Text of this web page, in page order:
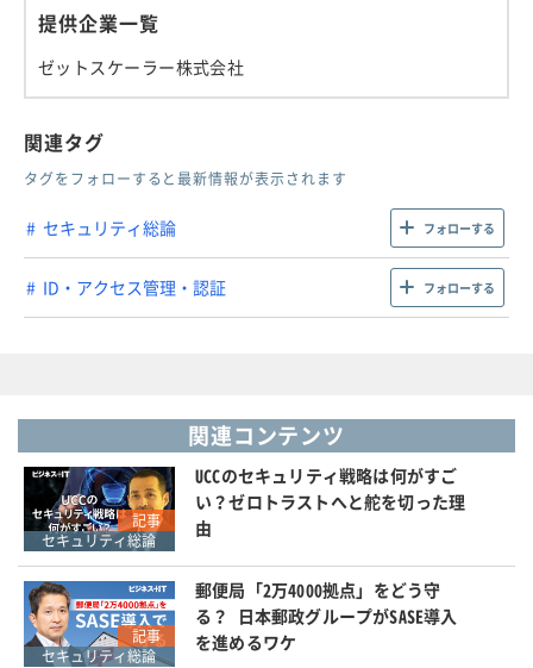
提供企業一覧
ゼットスケーラー株式会社
関連タグ
タグをフォローすると最新情報が表示されます
セキュリティ総論 フォローする
ID・アクセス管理・認証 フォローする
関連コンテンツ
記事
セキュリティ総論
UCCのセキュリティ戦略は何がすご
い？ゼロトラストへと舵を切った理
由
記事
セキュリティ総論
郵便局「2万4000拠点」をどう守
る？ 日本郵政グループがSASE導入
を進めるワケ